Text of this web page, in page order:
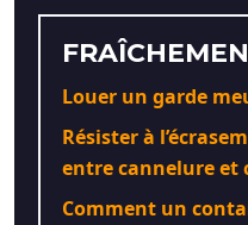
Louer un garde
Résister à
entre cannelure et
Comment un